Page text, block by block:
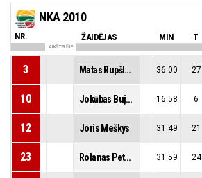
NKA 2010
NR. ŽAIDĖJAS MIN T
AIKŠTELĖJE
3 Matas Rupšlauskis 36:00 27
10 Jokūbas Bujavičius 16:58 6
12 Joris Meškys 31:49 21
23 Rolanas Petkevičius 31:59 24